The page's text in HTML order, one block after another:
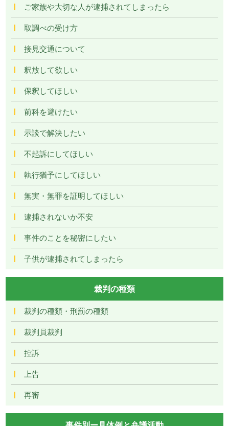
ご家族や大切な人が逮捕されてしまったら
取調べの受け方
接見交通について
釈放して欲しい
保釈してほしい
前科を避けたい
示談で解決したい
不起訴にしてほしい
執行猶予にしてほしい
無実・無罪を証明してほしい
逮捕されないか不安
事件のことを秘密にしたい
子供が逮捕されてしまったら
裁判の種類
裁判の種類・刑罰の種類
裁判員裁判
控訴
上告
再審